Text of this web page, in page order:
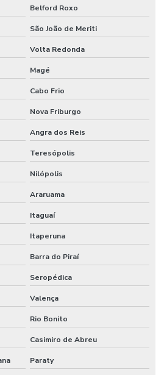
de obra
mão de obra
de mão de obra terceirizada
de produção
para empresas
industriais
Comerciais E Industriais
Belford Roxo
São João de Meriti
Volta Redonda
Magé
Cabo Frio
Nova Friburgo
Angra dos Reis
Teresópolis
Nilópolis
Araruama
Itaguaí
Itaperuna
Barra do Piraí
Seropédica
Valença
Rio Bonito
Casimiro de Abreu
Paraty